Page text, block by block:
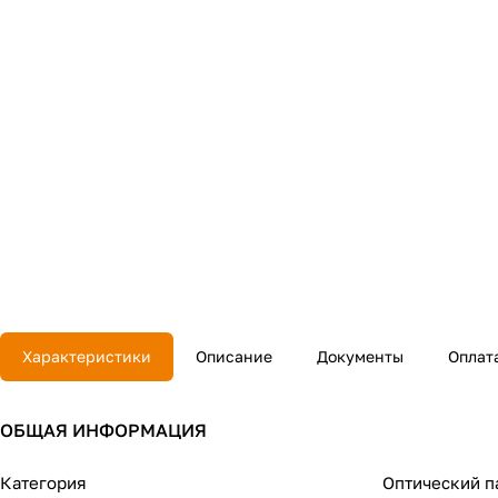
Характеристики Описание Документы
ОБЩАЯ ИНФОРМАЦИЯ
Категория Оптический